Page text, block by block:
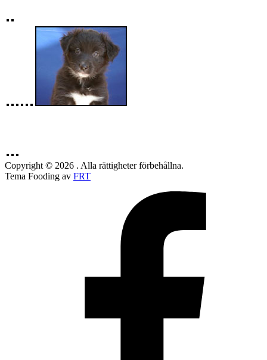
Copyright © 2026 . Alla rättigheter förbehållna.
Tema Fooding av FRT